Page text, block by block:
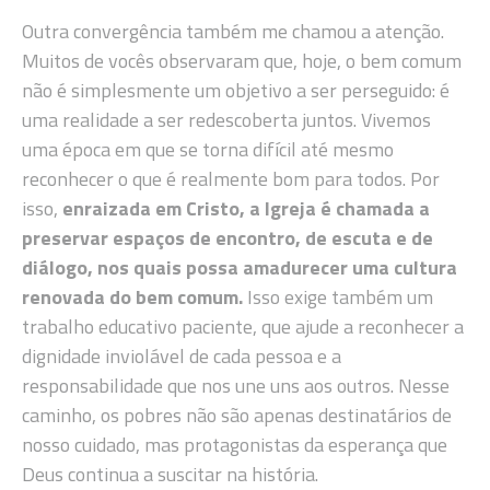
Outra convergência também me chamou a atenção.
Muitos de vocês observaram que, hoje, o bem comum
não é simplesmente um objetivo a ser perseguido: é
uma realidade a ser redescoberta juntos. Vivemos
uma época em que se torna difícil até mesmo
reconhecer o que é realmente bom para todos. Por
isso, enraizada em Cristo, a Igreja é chamada a
preservar espaços de encontro, de escuta e de
diálogo, nos quais possa amadurecer uma cultura
renovada do bem comum.Isso exige também um
trabalho educativo paciente, que ajude a reconhecer a
dignidade inviolável de cada pessoa e a
responsabilidade que nos une uns aos outros. Nesse
caminho, os pobres não são apenas destinatários de
nosso cuidado, mas protagonistas da esperança que
Deus continua a suscitar na história.